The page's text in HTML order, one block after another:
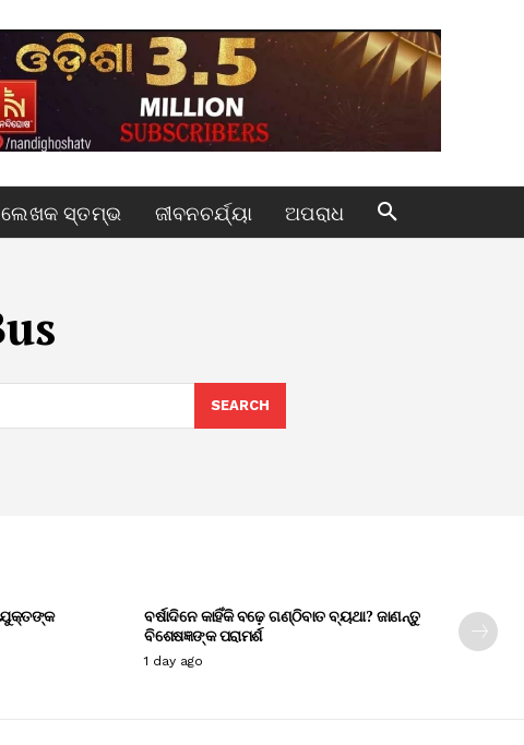
ଲେଖକ ସ୍ତମ୍ଭ ଜୀବନଚର୍ଯ୍ୟା ଅପରାଧ
SEARCH
ବର୍ଷାଦିନେ କାହିଁକି ବଢ଼େ ଗଣ୍ଠିବାତ ବ୍ୟଥା? ଜାଣନ୍ତୁ
ବିଶେଷଜ୍ଞଙ୍କ ପରାମର୍ଶ
1 day ago